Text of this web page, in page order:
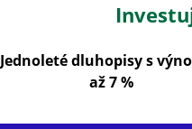
Jednoleté dluhopisy s
až 7 %